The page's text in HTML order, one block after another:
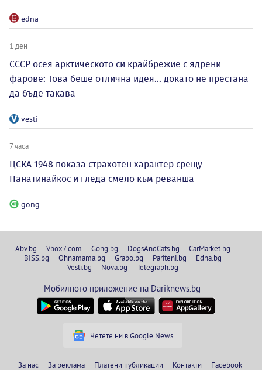
edna
1 ден
СССР осея арктическото си крайбрежие с ядрени
фарове: Това беше отлична идея... докато не престана
да бъде такава
vesti
7 часа
ЦСКА 1948 показа страхотен характер срещу
Панатинайкос и гледа смело към реванша
gong
Abv.bg Vbox7.com Gong.bg DogsAndCats.bg
CarMarket.bg
BISS.bg
Ohnamama.bg Grabo.bg Pariteni.bg
Edna.bg
Vesti.bg
Nova.bg Telegraph.bg
Мобилното приложение на Dariknews.bg
Четете ни в Google News
За нас За реклама Платени публикации Контакти Facebook